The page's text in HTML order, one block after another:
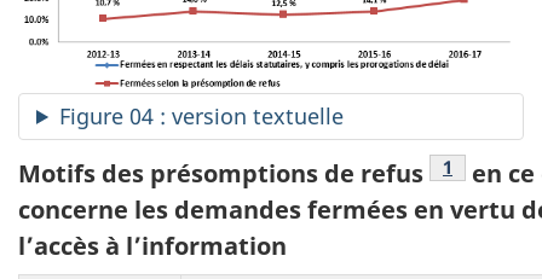
Figure 04 : version textuelle
Motifs des présomptions de refus Voir
1
en
concerne les demandes fermées en vertu
l’accès à l’information